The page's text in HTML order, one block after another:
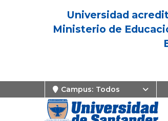
Universidad
Ministerio de
Campus: Todos